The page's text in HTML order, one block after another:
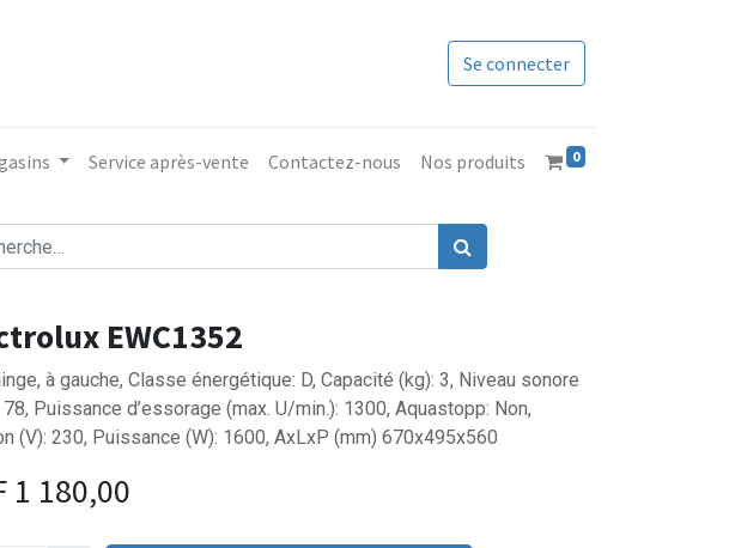
Se connecter
Service après-vente Contactez-nous Nos produits 0
EWC1352
à gauche, Classe énergétique: D, Capacité (kg): 3, Niveau sonore
78, Puissance d’essorage (max. U/min.): 1300, Aquastopp: Non,
(V): 230, Puissance (W): 1600, AxLxP (mm) 670x495x560
1 180,00